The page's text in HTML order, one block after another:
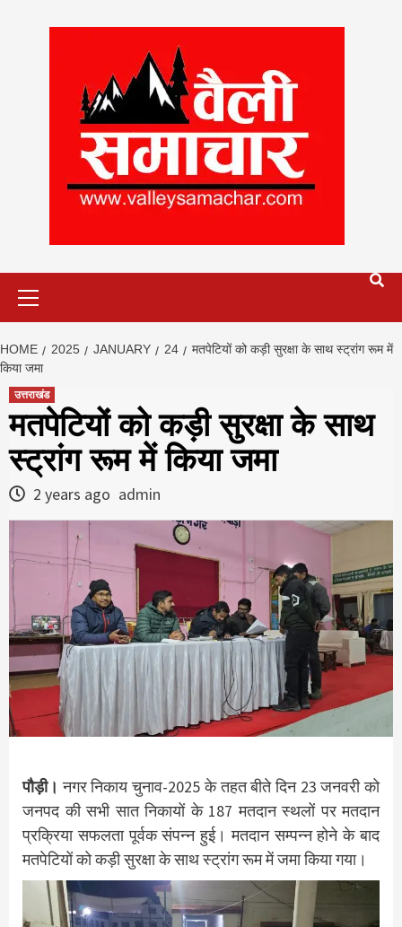
HOME 2025 JANUARY 24
मतपेटियों को कड़ी सुरक्षा के साथ स्ट्रांग रूम में
किया जमा
उत्तराखंड
मतपेटियों को कड़ी सुरक्षा के साथ
स्ट्रांग रूम में किया जमा
2 years ago admin
पौड़ी। नगर निकाय चुनाव-2025 के तहत बीते दिन 23 जनवरी को
जनपद की सभी सात निकायों के 187 मतदान स्थलों पर मतदान
प्रक्रिया सफलता पूर्वक संपन्न हुई। मतदान सम्पन्न होने के बाद
मतपेटियों को कड़ी सुरक्षा के साथ स्ट्रांग रूम में जमा किया गया।